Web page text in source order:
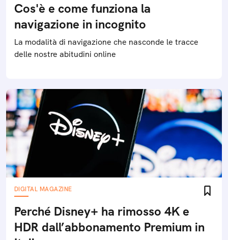
Cos'è e come funziona la
navigazione in incognito
La modalità di navigazione che nasconde le tracce
delle nostre abitudini online
DIGITAL MAGAZINE
Perché Disney+ ha rimosso 4K e
HDR dall’abbonamento Premium in